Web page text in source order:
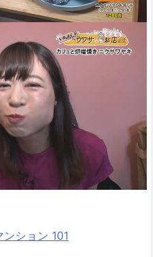
ション 101